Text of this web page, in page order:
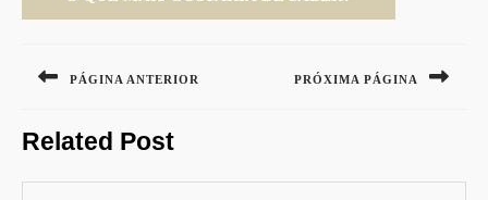
de
PÁGINA ANTERIOR
post:
PRÓXIMA PÁGINA
Related Post